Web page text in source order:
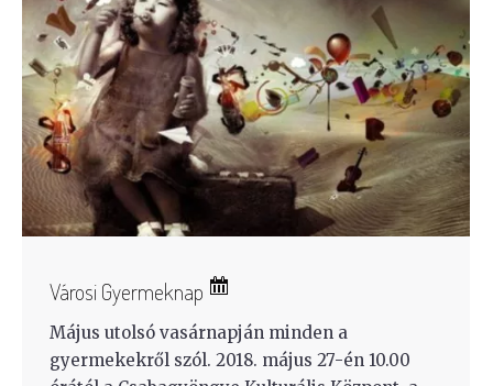
Városi Gyermeknap
Május utolsó vasárnapján minden a
gyermekekről szól. 2018. május 27-én 10.00